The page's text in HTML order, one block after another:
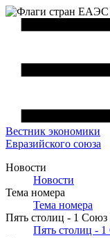
Вестник экономики
Евразийского союза
Новости
Новости
Тема номера
Тема номера
Пять столиц - 1 Союз
Пять столиц -